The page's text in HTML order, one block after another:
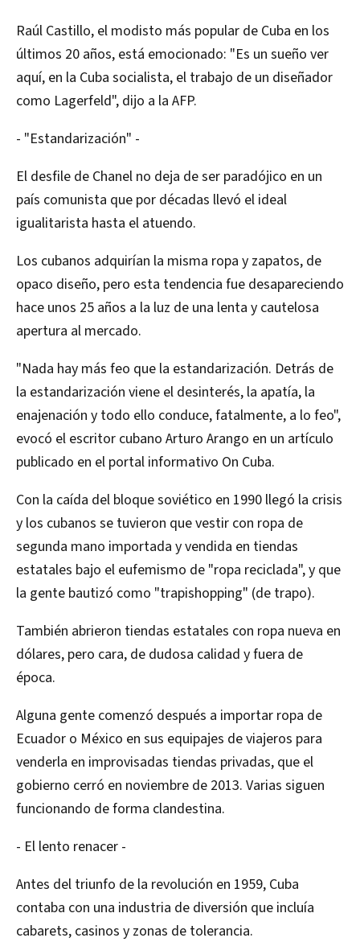
Raúl Castillo, el modisto más popular de Cuba en los
últimos 20 años, está emocionado: "Es un sueño ver
aquí, en la Cuba socialista, el trabajo de un diseñador
como Lagerfeld", dijo a la AFP.
- "Estandarización" -
El desfile de Chanel no deja de ser paradójico en un
país comunista que por décadas llevó el ideal
igualitarista hasta el atuendo.
Los cubanos adquirían la misma ropa y zapatos, de
opaco diseño, pero esta tendencia fue desapareciendo
hace unos 25 años a la luz de una lenta y cautelosa
apertura al mercado.
"Nada hay más feo que la estandarización. Detrás de
la estandarización viene el desinterés, la apatía, la
enajenación y todo ello conduce, fatalmente, a lo feo",
evocó el escritor cubano Arturo Arango en un artículo
publicado en el portal informativo On Cuba.
Con la caída del bloque soviético en 1990 llegó la crisis
y los cubanos se tuvieron que vestir con ropa de
segunda mano importada y vendida en tiendas
estatales bajo el eufemismo de "ropa reciclada", y que
la gente bautizó como "trapishopping" (de trapo).
También abrieron tiendas estatales con ropa nueva en
dólares, pero cara, de dudosa calidad y fuera de
época.
Alguna gente comenzó después a importar ropa de
Ecuador o México en sus equipajes de viajeros para
venderla en improvisadas tiendas privadas, que el
gobierno cerró en noviembre de 2013. Varias siguen
funcionando de forma clandestina.
- El lento renacer -
Antes del triunfo de la revolución en 1959, Cuba
contaba con una industria de diversión que incluía
cabarets, casinos y zonas de tolerancia.